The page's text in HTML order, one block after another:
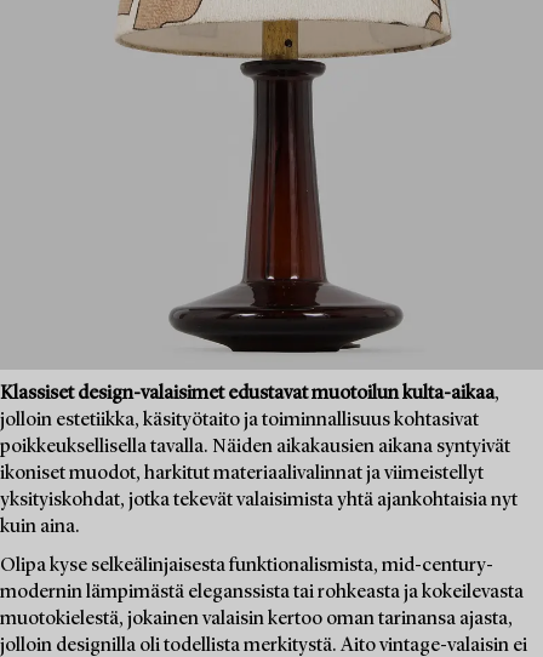
Klassiset design-valaisimet edustavat muotoilun kulta-aikaa,
jolloin estetiikka, käsityötaito ja toiminnallisuus kohtasivat
poikkeuksellisella tavalla. Näiden aikakausien aikana syntyivät
ikoniset muodot, harkitut materiaalivalinnat ja viimeistellyt
yksityiskohdat, jotka tekevät valaisimista yhtä ajankohtaisia nyt
kuin aina.
Olipa kyse selkeälinjaisesta funktionalismista, mid-century-
modernin lämpimästä eleganssista tai rohkeasta ja kokeilevasta
muotokielestä, jokainen valaisin kertoo oman tarinansa ajasta,
jolloin designilla oli todellista merkitystä. Aito vintage-valaisin ei